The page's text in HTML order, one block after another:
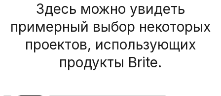
Здесь можно увидеть
примерный выбор некоторых
проектов, использующих
продукты Brite.